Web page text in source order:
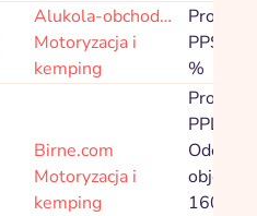
Alukola-obchod…
Motoryzacja i
kemping
Prowizja
PPS
%
Birne.com
Motoryzacja i
kemping
Prowizja
PPL
160,00